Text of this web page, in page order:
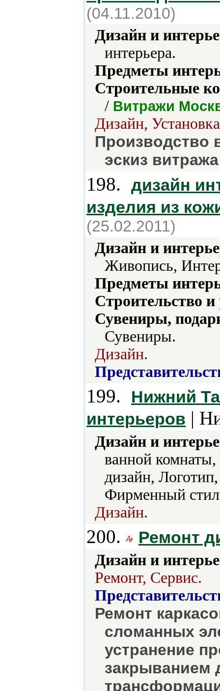
(04.11.2010)
Дизайн и
интерьера.
Предметы
Строительные
/ Витражи
Дизайн,
Производство
эскиз витража
198.
дизайн
изделия из
(25.02.2011)
Дизайн и
Живопись,
Предметы
Строительство
Сувениры,
Сувениры.
Дизайн.
199.
Нижний
интерьеров |
Дизайн и
ванной
дизайн,
Фирменный
Дизайн.
200. Ремонт
Дизайн и
Ремонт, Сервис.
Ремонт
сломанных
устранение
закрыванием